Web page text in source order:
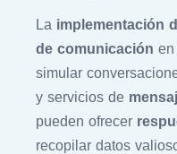
La implementación
de comunicación en
simular
y servicios de
pueden ofrecer
recopilar datos